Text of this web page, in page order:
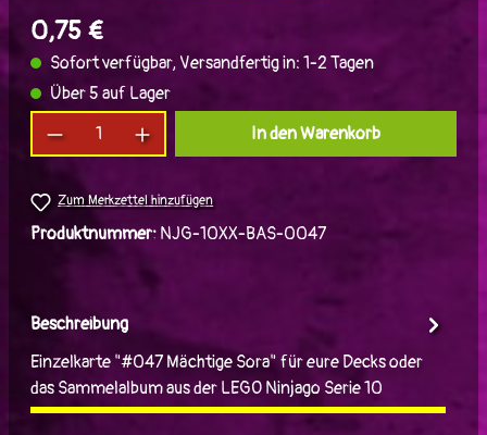
0,75 €
Sofort verfügbar, Versandfertig in: 1-2 Tagen
Über 5 auf Lager
Produkt Anzahl: Gib den gewünschten Wert
In den Warenkorb
Zum Merkzettel hinzufügen
Produktnummer: NJG-10XX-BAS-0047
Beschreibung
Einzelkarte "#047 Mächtige Sora" für eure Decks oder
das Sammelalbum aus der LEGO Ninjago Serie 10